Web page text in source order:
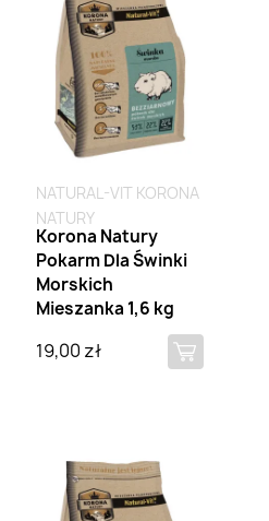
NATURAL-VIT KORONA
NATURY
Korona Natury
Pokarm Dla Świnki
Morskich
Mieszanka 1,6 kg
19,00 zł